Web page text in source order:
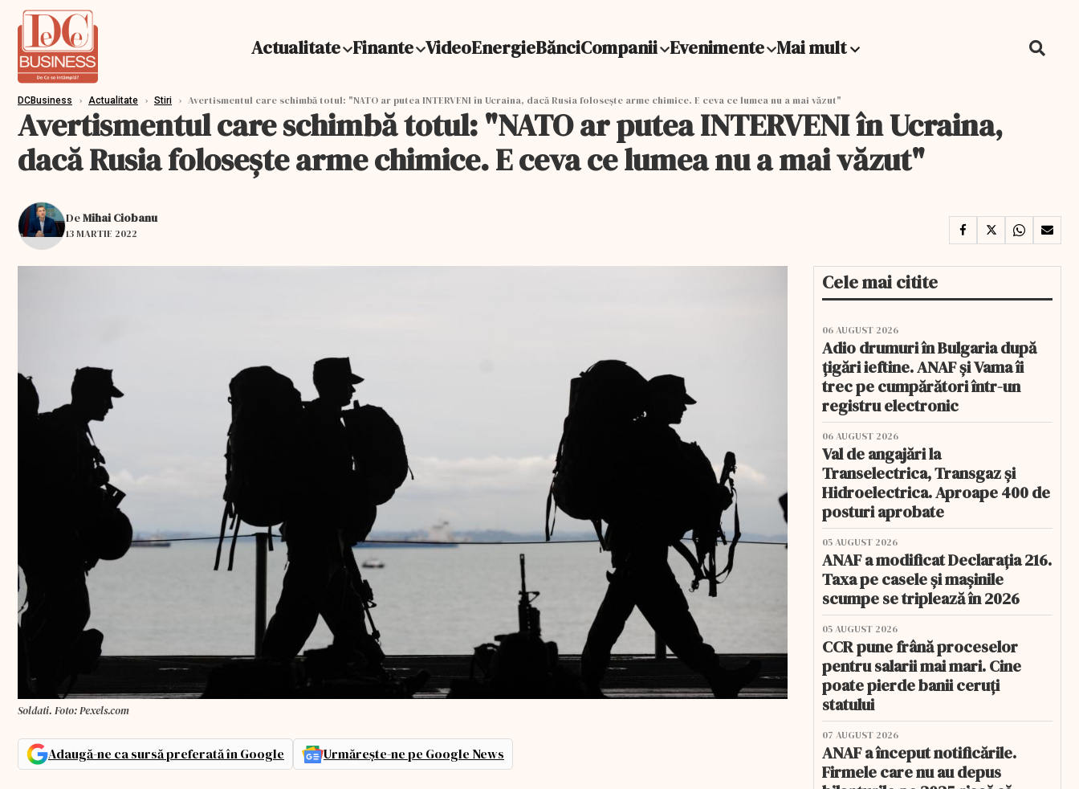
Actualitate Finante VideoEnergieBănciCompanii Evenimente Mai mult
DCBusiness › Actualitate › Stiri › Avertismentul care schimbă totul: "NATO ar putea INTERVENI în Ucraina, dacă Rusia foloseşte arme chimice. E ceva ce lumea nu a mai văzut"
Avertismentul care schimbă totul: "NATO ar putea INTERVENI în Ucraina,
dacă Rusia foloseşte arme chimice. E ceva ce lumea nu a mai văzut"
DeMihai Ciobanu
13 MARTIE 2022
Soldati. Foto: Pexels.com
Adaugă-ne ca sursă preferată în Google Urmărește-ne pe Google News
Cele mai citite
06 AUGUST 2026
Adio drumuri în Bulgaria după
țigări ieftine. ANAF și Vama îi
trec pe cumpărători într-un
registru electronic
06 AUGUST 2026
Val de angajări la
Transelectrica, Transgaz și
Hidroelectrica. Aproape 400 de
posturi aprobate
05 AUGUST 2026
ANAF a modificat Declarația 216.
Taxa pe casele și mașinile
scumpe se triplează în 2026
05 AUGUST 2026
CCR pune frână proceselor
pentru salarii mai mari. Cine
poate pierde banii ceruți
statului
07 AUGUST 2026
ANAF a început notificările.
Firmele care nu au depus